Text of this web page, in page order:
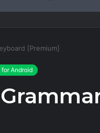
[Premium]
for Android